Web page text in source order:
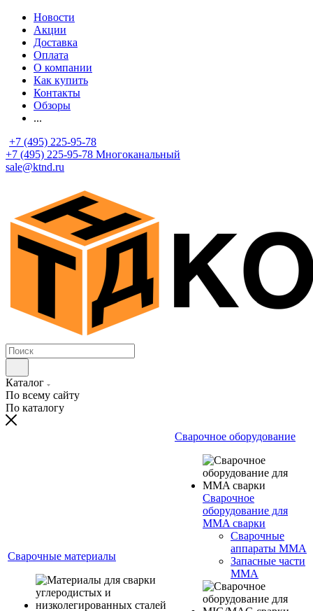
Новости
Акции
Доставка
Оплата
О компании
Как купить
Контакты
Обзоры
...
+7 (495) 225-95-78
+7 (495) 225-95-78 Многоканальный
sale@ktnd.ru
Каталог
По всему сайту
По каталогу
Сварочные материалы
Сварочное оборудование
Сварочное
оборудование для
MMA сварки
Сварочные
аппараты MMA
Запасные части
MMA